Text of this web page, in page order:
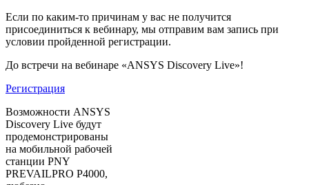
Если по каким-то причинам у вас не получится
присоединиться к вебинару, мы отправим вам запись при
условии пройденной регистрации.
До встречи на вебинаре «ANSYS Discovery Live»!
Регистрация
Возможности ANSYS
Discovery Live будут
продемонстрированы
на мобильной рабочей
станции PNY
PREVAILPRO P4000,